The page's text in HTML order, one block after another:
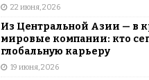
22 июня, 2026
Из Центральной Азии — в
мировые компании: кто
глобальную карьеру
19 июня, 2026